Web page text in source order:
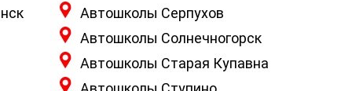
Автошколы Серпухов
Автошколы Солнечногорск
Автошколы Старая Купавна